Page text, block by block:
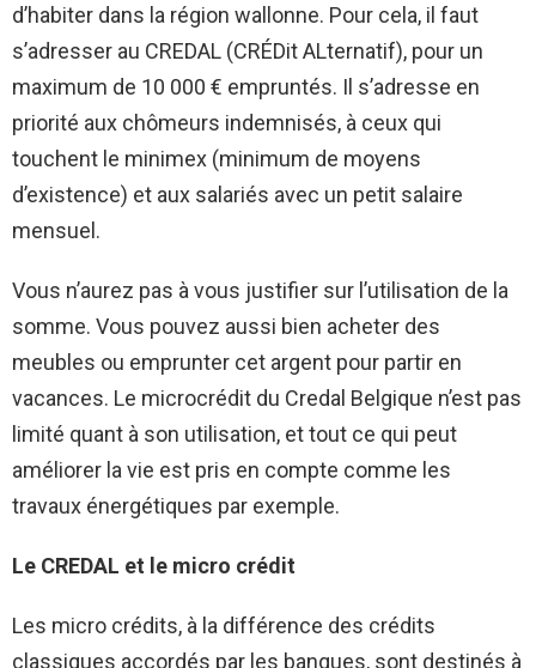
d’habiter dans la région wallonne. Pour cela, il faut
s’adresser au CREDAL (CRÉDit ALternatif), pour un
maximum de 10 000 € empruntés. Il s’adresse en
priorité aux chômeurs indemnisés, à ceux qui
touchent le minimex (minimum de moyens
d’existence) et aux salariés avec un petit salaire
mensuel.
Vous n’aurez pas à vous justifier sur l’utilisation de la
somme. Vous pouvez aussi bien acheter des
meubles ou emprunter cet argent pour partir en
vacances. Le microcrédit du Credal Belgique n’est pas
limité quant à son utilisation, et tout ce qui peut
améliorer la vie est pris en compte comme les
travaux énergétiques par exemple.
Le CREDAL et le micro crédit
Les micro crédits, à la différence des crédits
classiques accordés par les banques, sont destinés à